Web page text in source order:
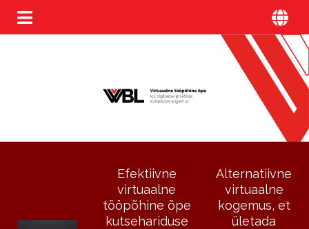
Efektiivne
virtuaalne
tööpõhine õpe
kutsehariduse
Alternatiivne
virtuaalne
kogemus, et
ületada